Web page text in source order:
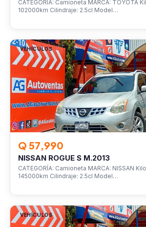
CATEGORÍA: Camioneta MARCA: TOYOTA
102000km Cilindraje: 2.5cl Model…
VEHÍCULOS
Q 57,990
NISSAN ROGUE S M.2013
CATEGORÍA: Camioneta MARCA: NISSAN
145000km Cilindraje: 2.5cl Model…
VEHÍCULOS